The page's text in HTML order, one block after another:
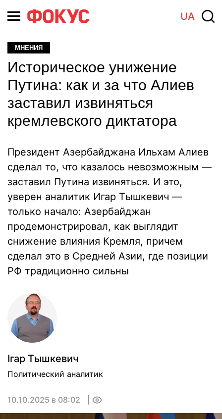
UA
МНЕНИЯ
Историческое унижение
Путина: как и за что Алиев
заставил извиняться
кремлевского диктатора
Президент Азербайджана Ильхам Алиев
сделал то, что казалось невозможным —
заставил Путина извиняться. И это,
уверен аналитик Игар Тышкевич —
только начало: Азербайджан
продемонстрировал, как выглядит
снижение влияния Кремля, причем
сделал это в Средней Азии, где позиции
РФ традиционно сильны
Ігар Тышкевич
Политический аналитик
10.10.2025 в 08:02